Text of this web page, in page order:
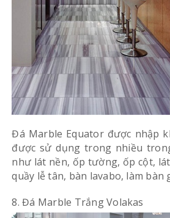
Đá Marble Equator được nhập
được sử dụng trong nhiều
như lát nền, ốp tường, ốp cột,
quầy lễ tân, bàn lavabo, làm bàn
8. Đá Marble Trắng Volakas